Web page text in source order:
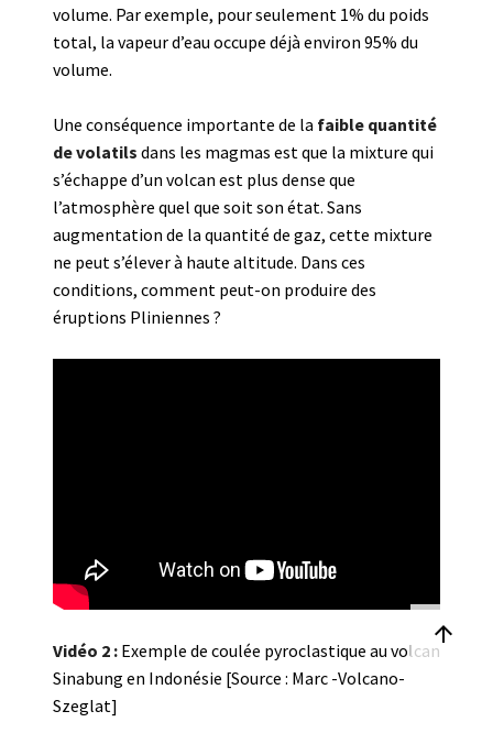
volume. Par exemple, pour seulement 1% du poids
total, la vapeur d’eau occupe déjà environ 95% du
volume.
Une conséquence importante de la faible quantité
de volatils dans les magmas est que la mixture qui
s’échappe d’un volcan est plus dense que
l’atmosphère quel que soit son état. Sans
augmentation de la quantité de gaz, cette mixture
ne peut s’élever à haute altitude. Dans ces
conditions, comment peut-on produire des
éruptions Pliniennes ?
Vidéo 2 : Exemple de coulée pyroclastique au volcan
Sinabung en Indonésie [Source : Marc -Volcano-
Szeglat]
